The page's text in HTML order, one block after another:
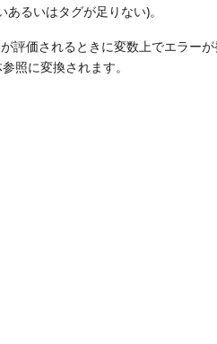
るいはタグが足りない)。
評価されるときに変数上でエラー
照に変換されます。